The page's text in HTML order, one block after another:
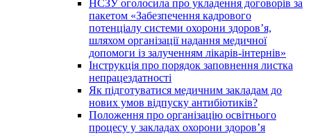
НСЗУ оголосила про укладення договорів за
пакетом «Забезпечення кадрового
потенціалу системи охорони здоров’я,
шляхом організації надання медичної
допомоги із залученням лікарів-інтернів»
Інструкція про порядок заповнення листка
непрацездатності
Як підготуватися медичним закладам до
нових умов відпуску антибіотиків?
Положення про організацію освітнього
процесу у закладах охорони здоров’я